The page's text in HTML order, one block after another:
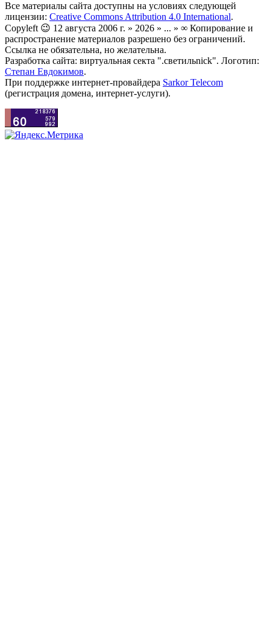
Все материалы сайта доступны на условиях следующей
лицензии: Creative Commons Attribution 4.0 International.
Copyleft 😉 12 августа 2006 г. » 2026 » ... » ∞ Копирование и
распространение материалов разрешено без ограничений.
Ссылка не обязательна, но желательна.
Разработка сайта: виртуальная секта ".светильnick". Логотип:
Степан Евдокимов.
При поддержке интернет-провайдера Sarkor Telecom
(регистрация домена, интернет-услуги).